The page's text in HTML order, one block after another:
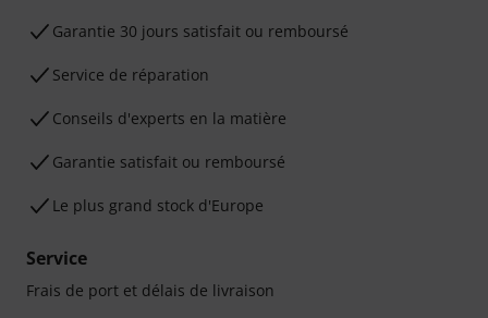
Garantie 30 jours satisfait ou remboursé
Service de réparation
Conseils d'experts en la matière
Garantie satisfait ou remboursé
Le plus grand stock d'Europe
Service
Frais de port et délais de livraison